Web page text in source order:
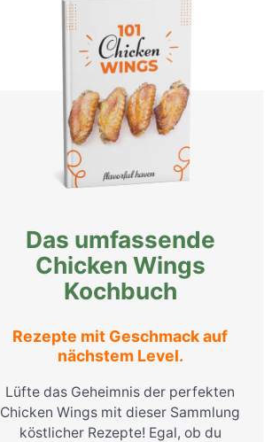
Das umfassende
Chicken Wings
Kochbuch
Rezepte mit Geschmack auf
nächstem Level.
Lüfte das Geheimnis der perfekten
Chicken Wings mit dieser Sammlung
köstlicher Rezepte! Egal, ob du